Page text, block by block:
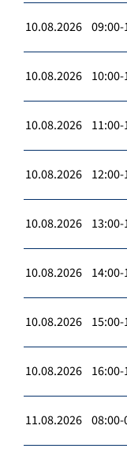
10.08.2026 09:00-
10.08.2026 10:00-
10.08.2026 11:00-
10.08.2026 12:00-
10.08.2026 13:00-
10.08.2026 14:00-
10.08.2026 15:00-
10.08.2026 16:00-
11.08.2026 08:00-